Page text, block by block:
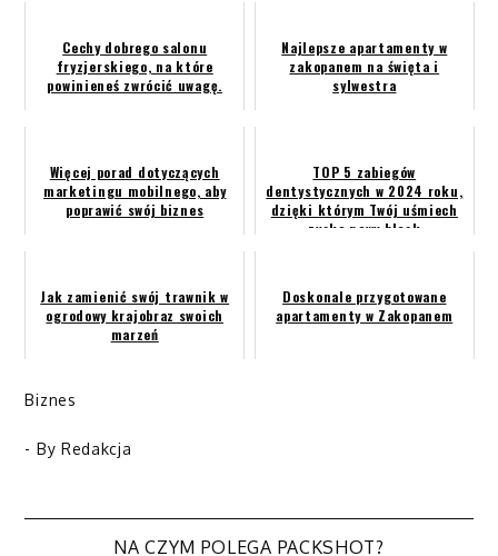
Cechy dobrego salonu
fryzjerskiego, na które
powinieneś zwrócić uwagę.
Najlepsze apartamenty w
zakopanem na święta i
sylwestra
Więcej porad dotyczących
marketingu mobilnego, aby
poprawić swój biznes
TOP 5 zabiegów
dentystycznych w 2024 roku,
dzięki którym Twój uśmiech
zyska nowy blask
Jak zamienić swój trawnik w
ogrodowy krajobraz swoich
marzeń
Doskonale przygotowane
apartamenty w Zakopanem
Biznes
- By Redakcja
NA CZYM POLEGA PACKSHOT?